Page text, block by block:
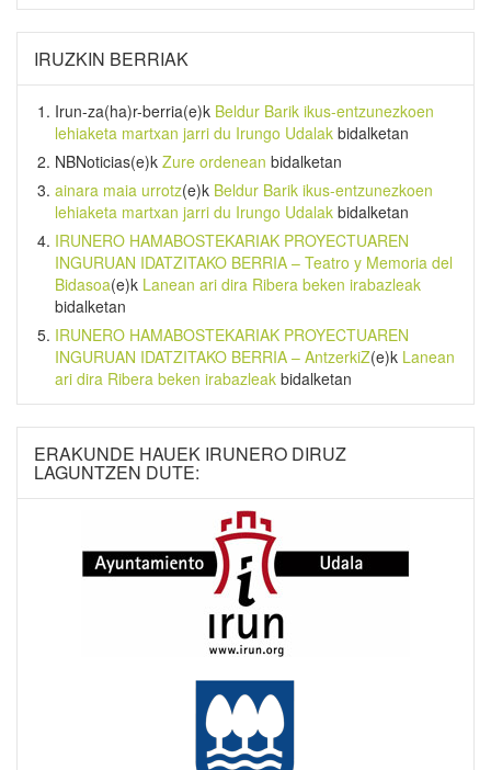
IRUZKIN BERRIAK
Irun-za(ha)r-berria(e)k Beldur Barik ikus-entzunezkoen
lehiaketa martxan jarri du Irungo Udalak bidalketan
NBNoticias(e)k Zure ordenean bidalketan
ainara maia urrotz(e)k Beldur Barik ikus-entzunezkoen
lehiaketa martxan jarri du Irungo Udalak bidalketan
IRUNERO HAMABOSTEKARIAK PROYECTUAREN
INGURUAN IDATZITAKO BERRIA – Teatro y Memoria del
Bidasoa(e)k Lanean ari dira Ribera beken irabazleak
bidalketan
IRUNERO HAMABOSTEKARIAK PROYECTUAREN
INGURUAN IDATZITAKO BERRIA – AntzerkiZ(e)k Lanean
ari dira Ribera beken irabazleak bidalketan
ERAKUNDE HAUEK IRUNERO DIRUZ
LAGUNTZEN DUTE: